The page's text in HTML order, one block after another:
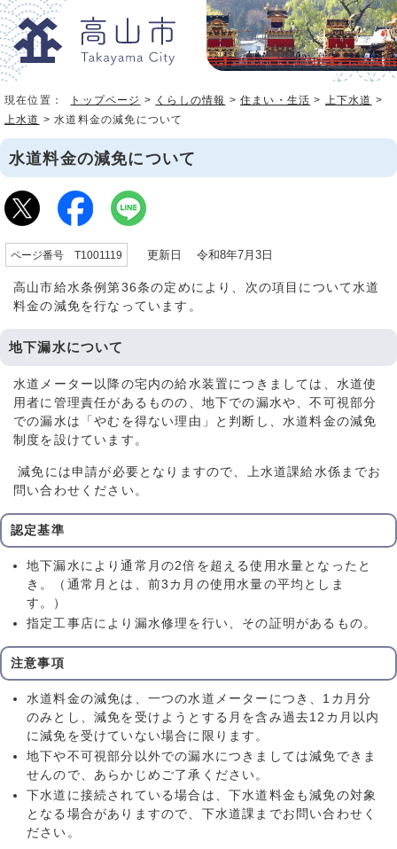
現在位置： トップページ > くらしの情報 >住まい・生活 > 上下水道 >
上水道 > 水道料金の減免について
水道料金の減免について
ページ番号 T1001119 更新日 令和8年7月3日
高山市給水条例第36条の定めにより、次の項目について水道
料金の減免を行なっています。
地下漏水について
水道メーター以降の宅内の給水装置につきましては、水道使
用者に管理責任があるものの、地下での漏水や、不可視部分
での漏水は「やむを得ない理由」と判断し、水道料金の減免
制度を設けています。
減免には申請が必要となりますので、上水道課給水係までお
問い合わせください。
認定基準
地下漏水により通常月の2倍を超える使用水量となったと
き。（通常月とは、前3カ月の使用水量の平均としま
す。）
指定工事店により漏水修理を行い、その証明があるもの。
注意事項
水道料金の減免は、一つの水道メーターにつき、1カ月分
のみとし、減免を受けようとする月を含み過去12カ月以内
に減免を受けていない場合に限ります。
地下や不可視部分以外での漏水につきましては減免できま
せんので、あらかじめご了承ください。
下水道に接続されている場合は、下水道料金も減免の対象
となる場合がありますので、下水道課までお問い合わせく
ださい。